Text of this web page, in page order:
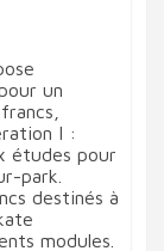
un
I :
études pour
park.
destinés à
modules.